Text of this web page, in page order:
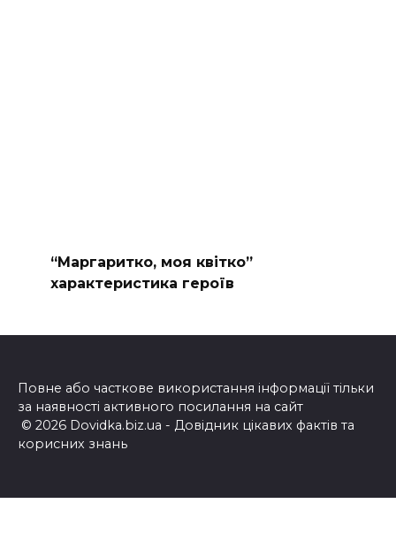
“Маргаритко, моя квітко”
характеристика героїв
Повне або часткове використання інформації тільки
за наявності активного посилання на сайт
© 2026 Dovidka.biz.ua - Довідник цікавих фактів та
корисних знань